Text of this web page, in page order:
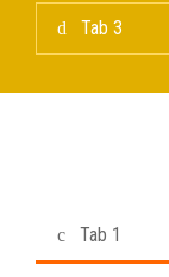
Tab 3
Tab 1